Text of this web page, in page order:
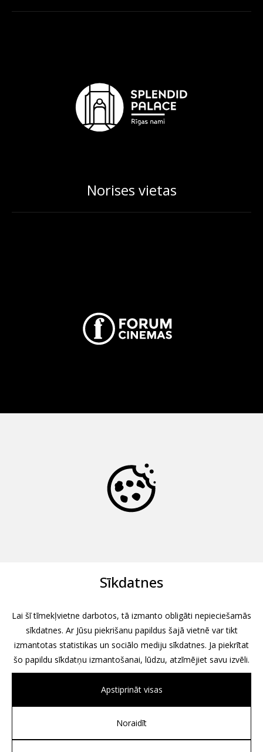
Norises vietas
Sīkdatnes
Lai šī tīmekļvietne darbotos, tā izmanto obligāti nepieciešamās
sīkdatnes. Ar Jūsu piekrišanu papildus šajā vietnē var tikt
izmantotas statistikas un sociālo mediju sīkdatnes. Ja piekrītat
šo papildu sīkdatņu izmantošanai, lūdzu, atzīmējiet savu izvēli.
Apstiprināt visas
Noraidīt